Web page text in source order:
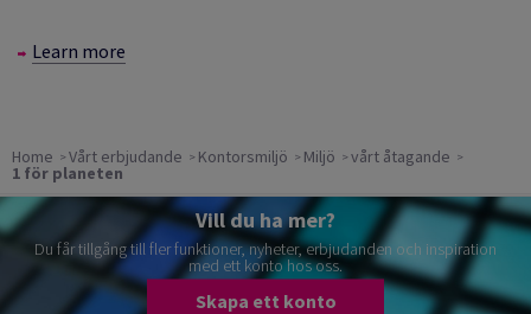
Learn more
Home Vårt erbjudande Kontorsmiljö Miljö vårt åtagande
1 för planeten
Vill du ha mer?
Du får tillgång till fler funktioner, nyheter, erbjudanden och inspiration
med ett konto hos oss.
Skapa ett konto